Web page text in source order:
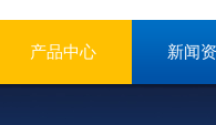
产品中心 新闻